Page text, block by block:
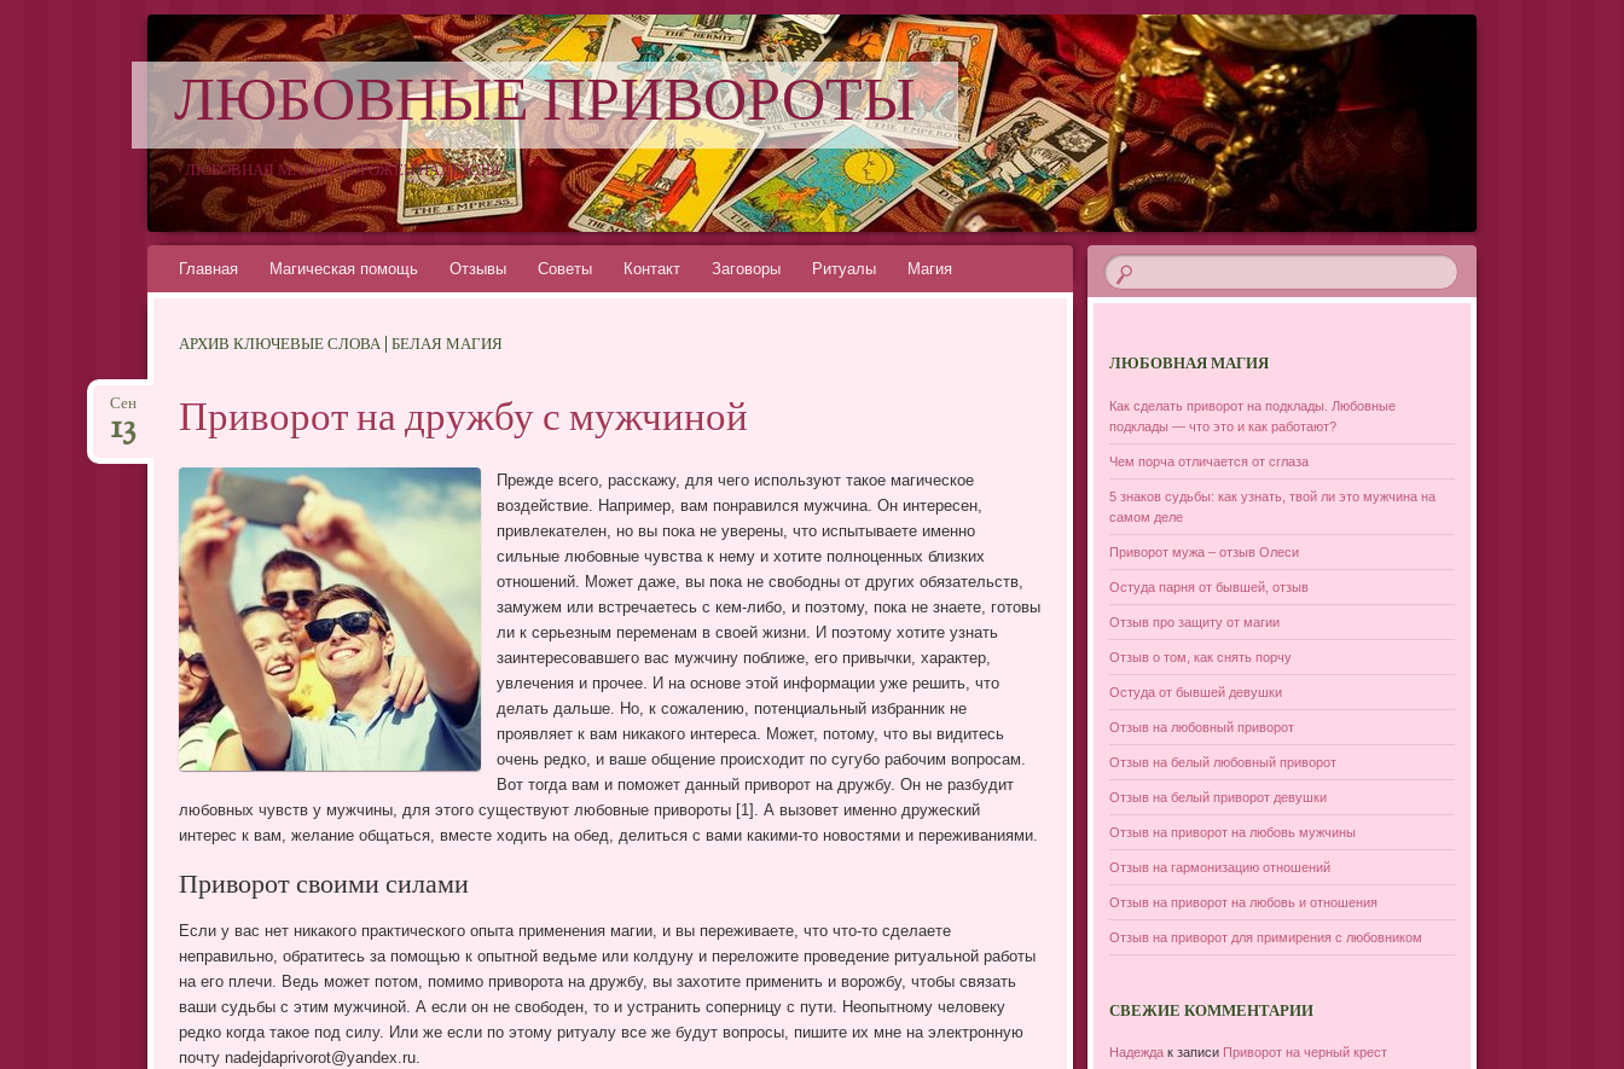
ЛЮБОВНЫЕ ПРИВОРОТЫ
ЛЮБОВНАЯ МАГИЯ ВОРОЖЕИ НАДЕЖДЫ
Перейти
Главная Магическая помощь Отзывы Советы Контакт Заговоры Ритуалы Магия
АРХИВ КЛЮЧЕВЫЕ СЛОВА | БЕЛАЯ МАГИЯ
Приворот на дружбу с мужчиной
Сен
13
Прежде всего, расскажу, для чего используют такое магическое
воздействие. Например, вам понравился мужчина. Он интересен,
привлекателен, но вы пока не уверены, что испытываете именно
сильные любовные чувства к нему и хотите полноценных близких
отношений. Может даже, вы пока не свободны от других обязательств,
замужем или встречаетесь с кем-либо, и поэтому, пока не знаете, готовы
ли к серьезным переменам в своей жизни. И поэтому хотите узнать
заинтересовавшего вас мужчину поближе, его привычки, характер,
увлечения и прочее. И на основе этой информации уже решить, что
делать дальше. Но, к сожалению, потенциальный избранник не
проявляет к вам никакого интереса. Может, потому, что вы видитесь
очень редко, и ваше общение происходит по сугубо рабочим вопросам.
Вот тогда вам и поможет данный приворот на дружбу. Он не разбудит
любовных чувств у мужчины, для этого существуют любовные привороты [1]. А вызовет именно дружеский
интерес к вам, желание общаться, вместе ходить на обед, делиться с вами какими-то новостями и переживаниями.
Приворот своими силами
Если у вас нет никакого практического опыта применения магии, и вы переживаете, что что-то сделаете
неправильно, обратитесь за помощью к опытной ведьме или колдуну и переложите проведение ритуальной работы
на его плечи. Ведь может потом, помимо приворота на дружбу, вы захотите применить и ворожбу, чтобы связать
ваши судьбы с этим мужчиной. А если он не свободен, то и устранить соперницу с пути. Неопытному человеку
редко когда такое под силу. Или же если по этому ритуалу все же будут вопросы, пишите их мне на электронную
почту nadejdaprivorot@yandex.ru.
ЛЮБОВНАЯ МАГИЯ
Как сделать приворот на подклады. Любовные
подклады — что это и как работают?
Чем порча отличается от сглаза
5 знаков судьбы: как узнать, твой ли это мужчина на
самом деле
Приворот мужа – отзыв Олеси
Остуда парня от бывшей, отзыв
Отзыв про защиту от магии
Отзыв о том, как снять порчу
Остуда от бывшей девушки
Отзыв на любовный приворот
Отзыв на белый любовный приворот
Отзыв на белый приворот девушки
Отзыв на приворот на любовь мужчины
Отзыв на гармонизацию отношений
Отзыв на приворот на любовь и отношения
Отзыв на приворот для примирения с любовником
СВЕЖИЕ КОММЕНТАРИИ
Надежда к записи Приворот на черный крест